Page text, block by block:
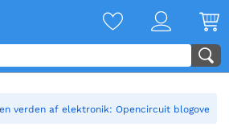
verden af elektronik: Opencircuit blogoversigt